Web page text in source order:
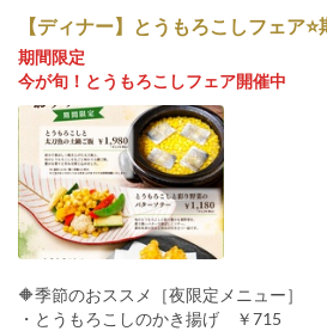
【ディナー】とうもろこしフェア⭐
期間限定
今が旬！とうもろこしフェア開催中
🔶季節のおススメ［夜限定メニュー］
・とうもろこしのかき揚げ ￥715